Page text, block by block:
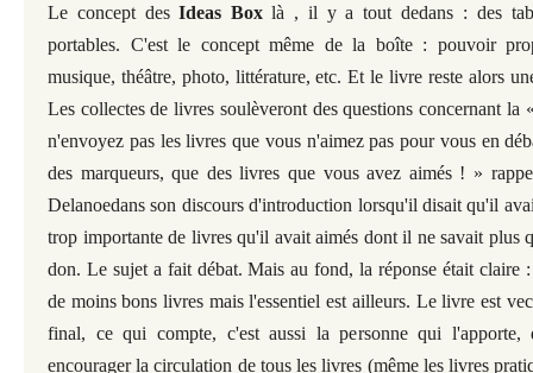
Le concept des Ideas Box là , il y a tout dedans : des
portables. C'est le concept même de la boîte : pouvoir
musique, théâtre, photo, littérature, etc. Et le livre reste alors
Les collectes de livres soulèveront des questions concernant la
n'envoyez pas les livres que vous n'aimez pas pour vous en
des marqueurs, que des livres que vous avez aimés ! »
Delanoedans son discours d'introduction lorsqu'il disait qu'il
trop importante de livres qu'il avait aimés dont il ne savait plus
don. Le sujet a fait débat. Mais au fond, la réponse était claire
de moins bons livres mais l'essentiel est ailleurs. Le livre est
final, ce qui compte, c'est aussi la personne qui
encourager la circulation de tous les livres (même les livres